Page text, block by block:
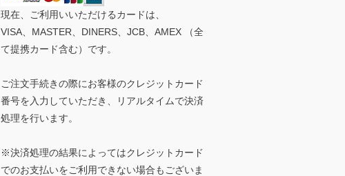
現在、ご利用いいただけるカードは、
VISA、MASTER、DINERS、JCB、AMEX （全
て提携カード含む）です。
ご注文手続きの際にお客様のクレジットカード
番号を入力していただき、リアルタイムで決済
処理を行います。
※決済処理の結果によってはクレジットカード
でのお支払いをご利用できない場合もございま